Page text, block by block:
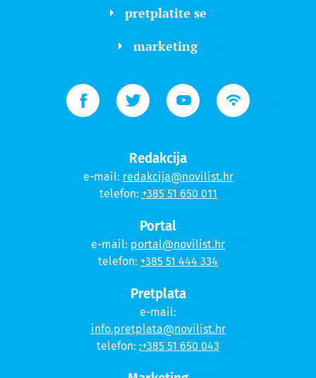
pretplatite se
marketing
Redakcija
e-mail: redakcija@novilist.hr
telefon: +385 51 650 011
Portal
e-mail: portal@novilist.hr
telefon: +385 51 444 334
Pretplata
e-mail:
info.pretplata@novilist.hr
telefon: :+385 51 650 043